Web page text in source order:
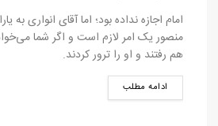
امام اجازه نداده بود؛ اما آقای انواری به
منصور یک امر لازم است و اگر شما
هم رفتند و او را ترور کردند.
ادامه مطلب